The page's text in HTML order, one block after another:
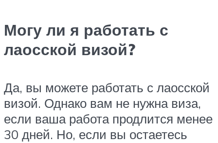
Могу ли я работать с
лаосской визой?
Да, вы можете работать с лаосской
визой. Однако вам не нужна виза,
если ваша работа продлится менее
30 дней. Но, если вы остаетесь